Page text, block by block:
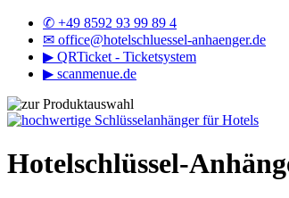
✆ +49 8592 93 99 89 4
✉ office@hotelschluessel-anhaenger.de
▶ QRTicket - Ticketsystem
▶ scanmenue.de
Hotelschlüssel-